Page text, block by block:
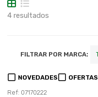
4 resultados
FILTRAR POR MARCA:
NOVEDADES OFERTAS
Ref: 07170222